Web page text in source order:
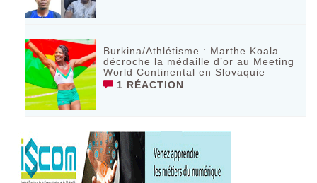
Burkina/Athlétisme : Marthe Koala
décroche la médaille d’or au Meeting
World Continental en Slovaquie ‎
1 RÉACTION